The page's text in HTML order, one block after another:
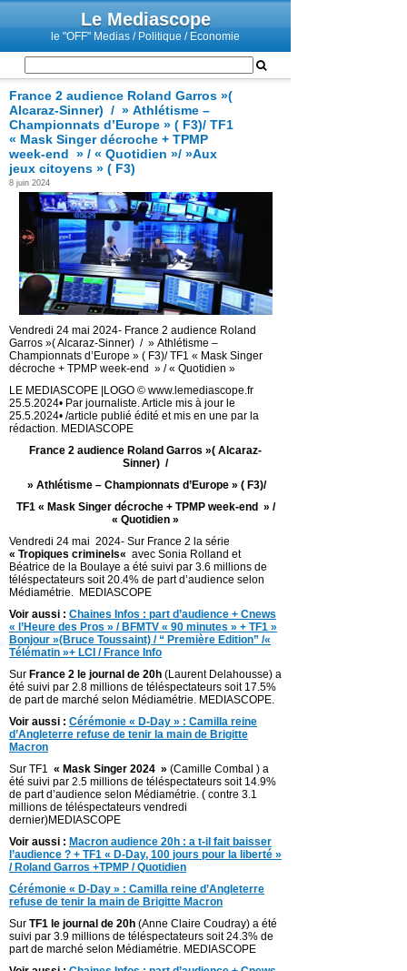
Le Mediascope
le "OFF" Medias / Politique / Economie
France 2 audience Roland Garros »(
Alcaraz-Sinner) / » Athlétisme –
Championnats d’Europe » ( F3)/ TF1
« Mask Singer décroche + TPMP
week-end » / « Quotidien »/ »Aux
jeux citoyens » ( F3)
8 juin 2024
Vendredi 24 mai 2024- France 2 audience Roland
Garros »( Alcaraz-Sinner) / » Athlétisme –
Championnats d’Europe » ( F3)/ TF1 « Mask Singer
décroche + TPMP week-end » / « Quotidien »
LE MEDIASCOPE |LOGO © www.lemediascope.fr
25.5.2024• Par journaliste. Article mis à jour le
25.5.2024• /article publié édité et mis en une par la
rédaction. MEDIASCOPE
France 2 audience Roland Garros »( Alcaraz-
Sinner) /
» Athlétisme – Championnats d’Europe » ( F3)/
TF1 « Mask Singer décroche + TPMP week-end » /
« Quotidien »
Vendredi 24 mai 2024- Sur France 2 la série
« Tropiques criminels« avec Sonia Rolland et
Béatrice de la Boulaye a été suivi par 3.6 millions de
téléspectateurs soit 20.4% de part d’audience selon
Médiamétrie. MEDIASCOPE
Voir aussi : Chaines Infos : part d’audience + Cnews
« l’Heure des Pros » / BFMTV « 90 minutes » + TF1 »
Bonjour »(Bruce Toussaint) / “ Première Edition” /«
Télématin »+ LCI / France Info
Sur France 2 le journal de 20h (Laurent Delahousse) a
été suivi par 2.8 millions de téléspectateurs soit 17.5%
de part de marché selon Médiamétrie. MEDIASCOPE.
Voir aussi : Cérémonie « D-Day » : Camilla reine
d’Angleterre refuse de tenir la main de Brigitte
Macron
Sur TF1 « Mask Singer 2024 » (Camille Combal ) a
été suivi par 2.5 millions de téléspectateurs soit 14.9%
de part d’audience selon Médiamétrie. ( contre 3.1
millions de téléspectateurs vendredi
dernier)MEDIASCOPE
Voir aussi : Macron audience 20h : a t-il fait baisser
l’audience ? + TF1 « D-Day, 100 jours pour la liberté »
/ Roland Garros +TPMP / Quotidien
Cérémonie « D-Day » : Camilla reine d’Angleterre
refuse de tenir la main de Brigitte Macron
Sur TF1 le journal de 20h (Anne Claire Coudray) a été
suivi par 3.9 millions de téléspectateurs soit 24.3% de
part de marché selon Médiamétrie. MEDIASCOPE